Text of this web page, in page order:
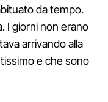
da tempo.
I giorni non erano
arrivando alla
e che sono